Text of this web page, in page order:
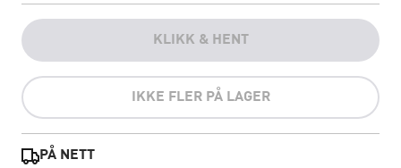
KLIKK & HENT
IKKE FLER PÅ LAGER
PÅ NETT